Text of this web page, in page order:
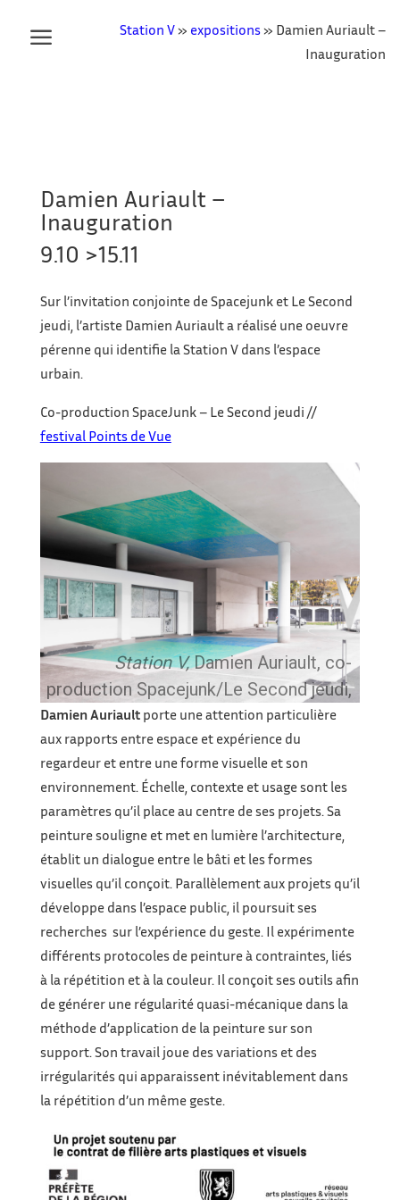
Station V» expositions» Damien Auriault –
Inauguration
Damien Auriault –
Inauguration
9.10 >15.11
Sur l’invitation conjointe de Spacejunk et Le Second
jeudi, l’artiste Damien Auriaulta réalisé une oeuvre
pérenne qui identifie la Station V dans l’espace
urbain.
Co-production SpaceJunk – Le Second jeudi //
festival Points de Vue
Station V,Damien Auriault, co-
production Spacejunk/Le Second jeudi,
2020, photo Studio-Sud
Damien Auriault porte une attention particulière
aux rapports entre espace et expérience du
regardeur et entre une forme visuelle et son
environnement. Échelle, contexte et usage sont les
paramètres qu’il place au centre de ses projets. Sa
peinture souligne et met en lumière l’architecture,
établit un dialogue entre le bâti et les formes
visuelles qu’il conçoit. Parallèlement aux projets qu’il
développe dans l’espace public, il poursuit ses
recherches sur l’expérience du geste. Il expérimente
différents protocoles de peinture à contraintes, liés
à la répétition et à la couleur. Il conçoit ses outils afin
de générer une régularité quasi-mécanique dans la
méthode d’application de la peinture sur son
support. Son travail joue des variations et des
irrégularités qui apparaissent inévitablement dans
la répétition d’un même geste.